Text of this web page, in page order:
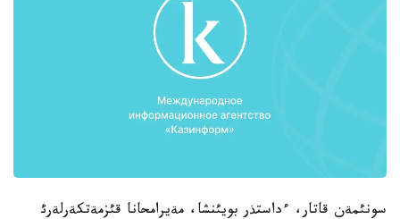
سونئمةن قاتار، ءداستذر بويئنشا، مةيرامحانا قئزمةتكةرلةرئ